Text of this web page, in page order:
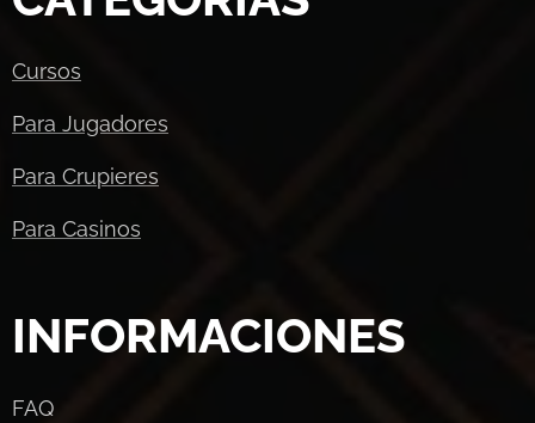
Cursos
Para Jugadores
Para Crupieres
Para Casinos
INFORMACIONES
FAQ